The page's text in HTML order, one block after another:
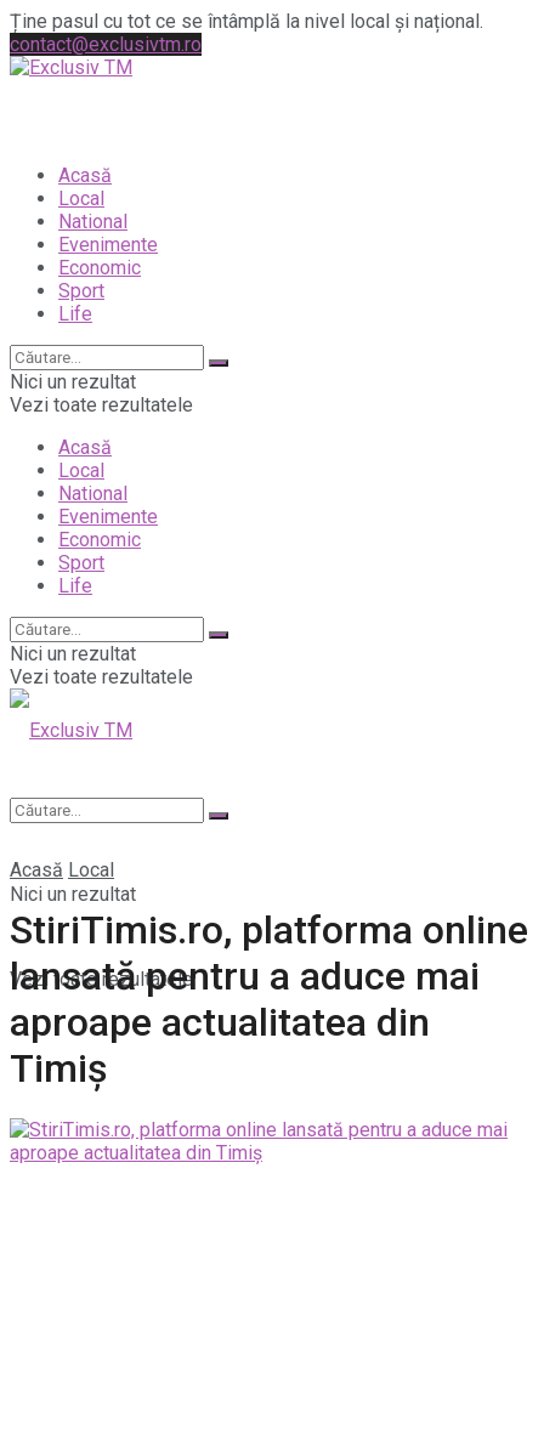
Ține pasul cu tot ce se întâmplă la nivel local și național.
contact@exclusivtm.ro
Acasă
Local
National
Evenimente
Economic
Sport
Life
Nici un rezultat
Vezi toate rezultatele
Acasă
Local
National
Evenimente
Economic
Sport
Life
Nici un rezultat
Vezi toate rezultatele
Nici un rezultat
Vezi toate rezultatele
Acasă Local
StiriTimis.ro, platforma online
lansată pentru a aduce mai
aproape actualitatea din
Timiș